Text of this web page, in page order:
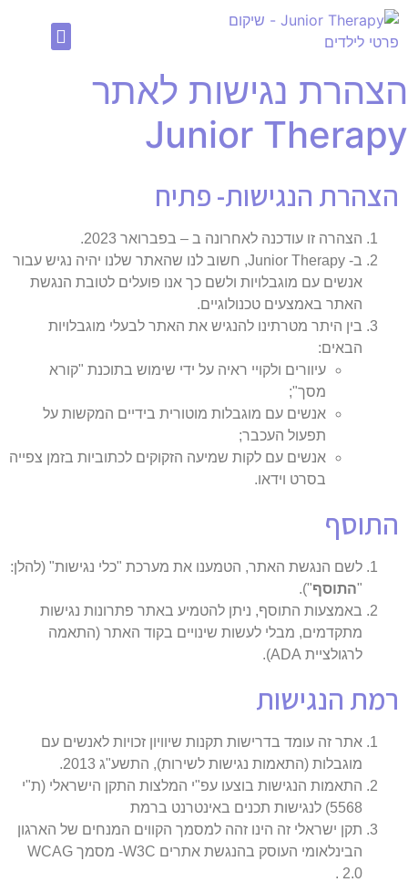
הצהרת נגישות לאתר
Junior Therapy
הצהרת הנגישות- פתיח
הצהרה זו עודכנה לאחרונה ב – בפברואר 2023.
ב- Junior Therapy, חשוב לנו שהאתר שלנו יהיה נגיש עבור
אנשים עם מוגבלויות ולשם כך אנו פועלים לטובת הנגשת
האתר באמצעים טכנולוגיים.
בין היתר מטרתינו להנגיש את האתר לבעלי מוגבלויות
הבאים:
עיוורים ולקויי ראיה על ידי שימוש בתוכנת "קורא
מסך";
אנשים עם מוגבלות מוטורית בידיים המקשות על
תפעול העכבר;
אנשים עם לקות שמיעה הזקוקים לכתוביות בזמן צפייה
בסרט וידאו.
התוסף
לשם הנגשת האתר, הטמענו את מערכת "כלי נגישות" (להלן:
"התוסף").
באמצעות התוסף, ניתן להטמיע באתר פתרונות נגישות
מתקדמים, מבלי לעשות שינויים בקוד האתר (התאמה
לרגולציית ADA).
רמת הנגישות
אתר זה עומד בדרישות תקנות שיוויון זכויות לאנשים עם
מוגבלות (התאמות נגישות לשירות), התשע"ג 2013.
התאמות הנגישות בוצעו עפ"י המלצות התקן הישראלי (ת"י
5568) לנגישות תכנים באינטרנט ברמת
תקן ישראלי זה הינו זהה למסמך הקווים המנחים של הארגון
הבינלאומי העוסק בהנגשת אתרים W3C- מסמך WCAG
2.0 .